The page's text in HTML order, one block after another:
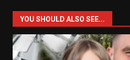
YOU SHOULD ALSO SEE...